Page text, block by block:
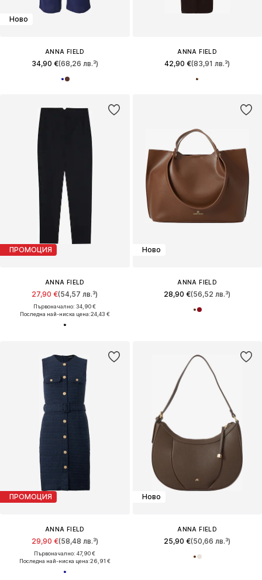
Ново
ANNA FIELD
34,90 €(68,26 лв.³)
ANNA FIELD
42,90 €(83,91 лв.³)
ПРОМОЦИЯ
ANNA FIELD
27,90 €(54,57 лв.³)
Първоначално: 34,90 €
Последна най-ниска цена:24,43 €
Ново
ANNA FIELD
28,90 €(56,52 лв.³)
ПРОМОЦИЯ
ANNA FIELD
29,90 €(58,48 лв.³)
Първоначално: 47,90 €
Последна най-ниска цена:26,91 €
Ново
ANNA FIELD
25,90 €(50,66 лв.³)